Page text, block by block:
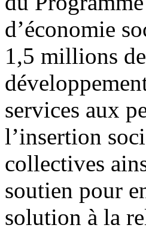
d’économie
1,5 millions
services aux
l’insertion
collectives
soutien pour
solution à la